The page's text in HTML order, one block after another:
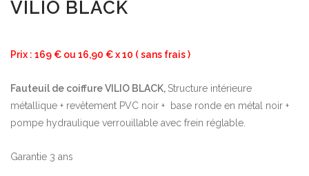
VILIO BLACK
Prix : 169 € ou 16,90 € x 10 ( sans frais )
Fauteuil de coiffure VILIO BLACK, Structure intérieure
métallique + revêtement PVC noir + base ronde en métal noir +
pompe hydraulique verrouillable avec frein réglable.
Garantie 3 ans